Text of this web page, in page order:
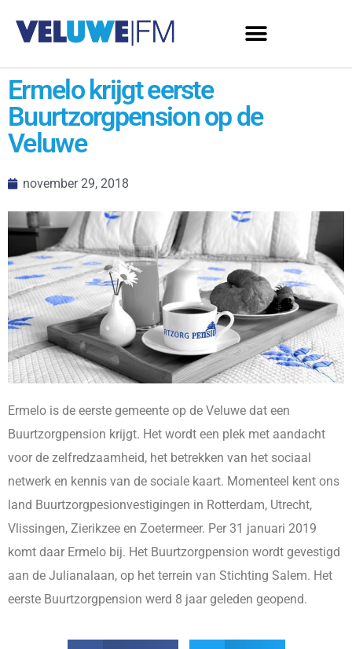
Ermelo krijgt eerste
Buurtzorgpension op de
Veluwe
november 29, 2018
Ermelo is de eerste gemeente op de Veluwe dat een
Buurtzorgpension krijgt. Het wordt een plek met aandacht
voor de zelfredzaamheid, het betrekken van het sociaal
netwerk en kennis van de sociale kaart. Momenteel kent ons
land Buurtzorgpesionvestigingen in Rotterdam, Utrecht,
Vlissingen, Zierikzee en Zoetermeer. Per 31 januari 2019
komt daar Ermelo bij. Het Buurtzorgpension wordt gevestigd
aan de Julianalaan, op het terrein van Stichting Salem. Het
eerste Buurtzorgpension werd 8 jaar geleden geopend.